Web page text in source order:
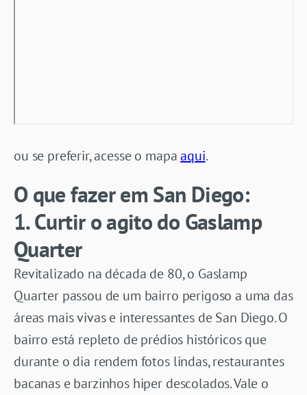
ou se preferir, acesse o mapaaqui.
O que fazer em San Diego:
1. Curtir o agito do Gaslamp
Quarter
Revitalizado na década de 80, o Gaslamp
Quarter passou de um bairro perigoso a uma das
áreas mais vivas e interessantes de San Diego. O
bairro está repleto de prédios históricos que
durante o dia rendem fotos lindas, restaurantes
bacanas e barzinhos hiper descolados. Vale o